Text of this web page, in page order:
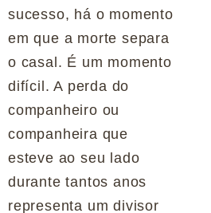
sucesso, há o momento
em que a morte separa
o casal. É um momento
difícil. A perda do
companheiro ou
companheira que
esteve ao seu lado
durante tantos anos
representa um divisor